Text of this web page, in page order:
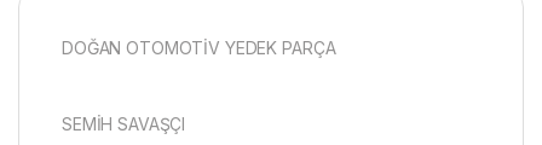
DOĞAN OTOMOTİV YEDEK PARÇA
SEMİH SAVAŞÇI